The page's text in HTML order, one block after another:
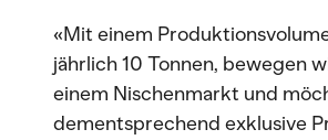
«Mit einem
jährlich 10 Tonnen, bewegen
einem Nischenmarkt und
dementsprechend exklusive